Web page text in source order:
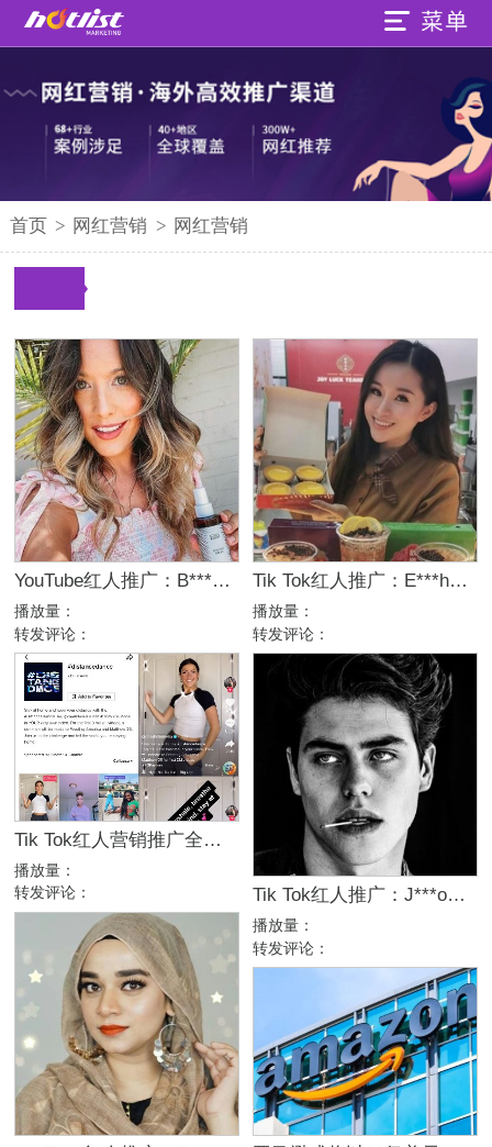
首页 > 网红营销 > 网红营销
YouTube红人推广：B***K｜美国 母婴
播放量：
转发评论：
Tik Tok红人推广：E***h｜新加坡 生活
播放量：
转发评论：
Tik Tok红人营销推广全攻略
播放量：
转发评论：
Tik Tok红人推广：J***o｜澳大利亚 生活
播放量：
转发评论：